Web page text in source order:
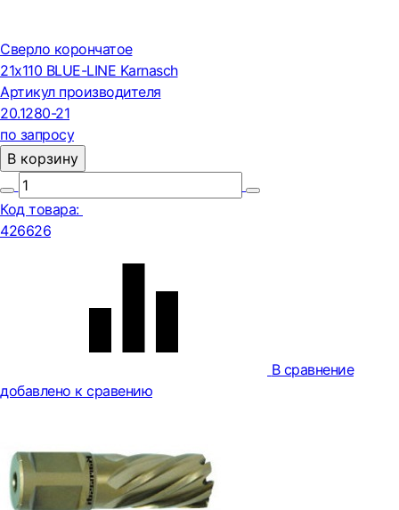
Сверло корончатое
21х110 BLUE-LINE Karnasch
Артикул производителя
20.1280-21
по запросу
В корзину
Код товара:
426626
В сравнение
добавлено к сравению